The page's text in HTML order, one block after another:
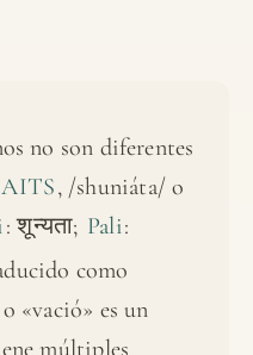
no son diferentes
AITS, /shuniáta/ o
: शून्यता; Pali:
como
«vació» es un
múltiples